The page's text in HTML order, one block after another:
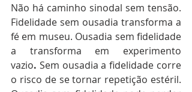
Não há caminho sinodal sem tensão.
Fidelidade sem ousadia transforma a
fé em museu. Ousadia sem fidelidade
a transforma em experimento
vazio. Sem ousadia a fidelidade corre
o risco de se tornar repetição estéril.